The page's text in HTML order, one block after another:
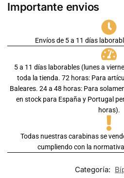
Importante envios
Envíos de 5 a 11 días
5 a 11 días laborables (lunes a
toda la tienda. 72 horas: Para
Baleares. 24 a 48 horas: Para
en stock para España y Portugal
horas).
Todas nuestras carabinas se
cumpliendo con la
Categoría: